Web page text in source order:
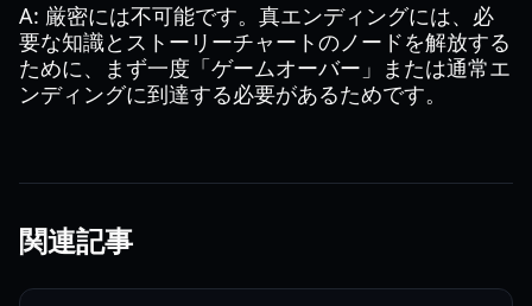
A: 厳密には不可能です。真エンディングには、必
要な知識とストーリーチャートのノードを解放する
ために、まず一度「ゲームオーバー」または通常エ
ンディングに到達する必要があるためです。
関連記事